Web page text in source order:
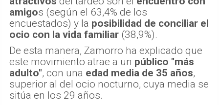
amigos (según el 63,4% de los
encuestados) y la posibilidad de conciliar el
ocio con la vida familiar (38,9%).
De esta manera, Zamorro ha explicado que
este movimiento atrae a un público "más
adulto", con una edad media de 35 años,
superior al del ocio nocturno, cuya media se
sitúa en los 29 años.